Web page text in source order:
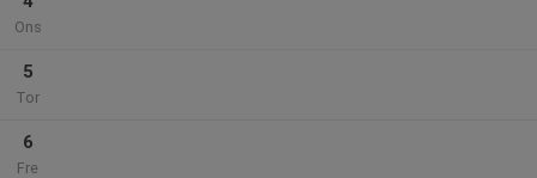
Ons
5
Tor
6
Fre